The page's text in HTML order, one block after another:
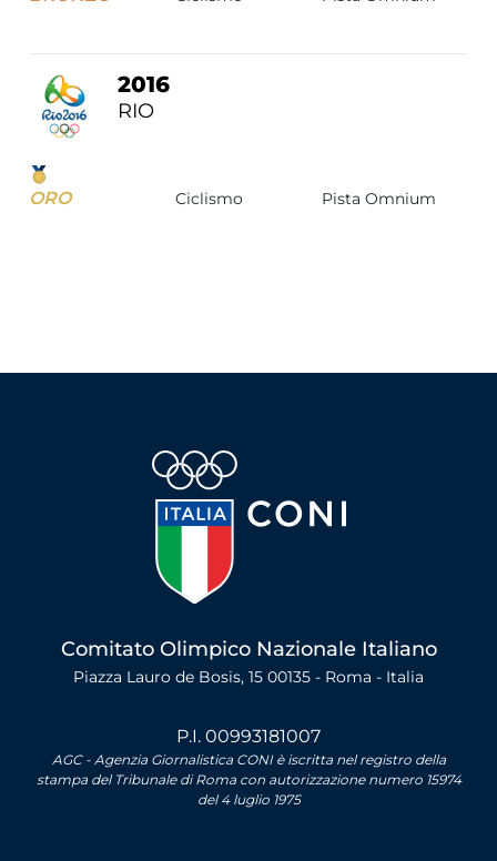
2016
RIO
ORO Ciclismo Pista Omnium
Comitato Olimpico Nazionale Italiano
Piazza Lauro de Bosis, 15 00135 - Roma - Italia
P.I. 00993181007
AGC - Agenzia Giornalistica CONI è iscritta nel registro della
stampa del Tribunale di Roma con autorizzazione numero 15974
del 4 luglio 1975